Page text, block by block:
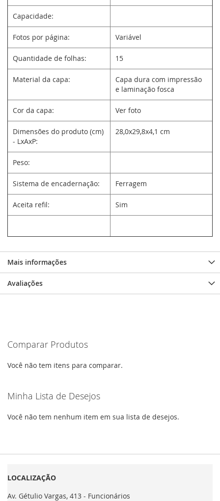
Capacidade:
Fotos por página: Variável
Quantidade de folhas: 15
Material da capa:
Capa dura com impressão
e laminação fosca
Cor da capa: Ver foto
Dimensões do produto (cm)
- LxAxP:
28,0x29,8x4,1 cm
Peso:
Sistema de encadernação: Ferragem
Aceita refil: Sim
Mais informações
Avaliações
Comparar Produtos
Você não tem itens para comparar.
Minha Lista de Desejos
Você não tem nenhum item em sua lista de desejos.
LOCALIZAÇÃO
Av. Gétulio Vargas, 413 - Funcionários